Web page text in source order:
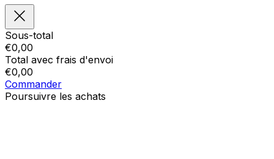
Sous-total
€0,00
Total avec frais d'envoi
€0,00
Commander
Poursuivre les achats